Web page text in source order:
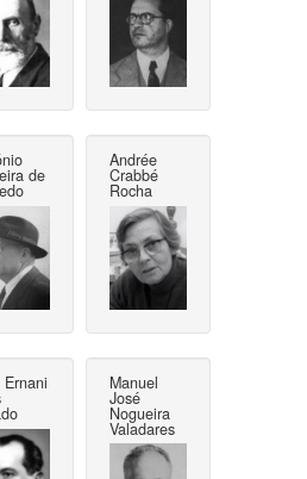
de
Andrée
Crabbé
Rocha
Manuel
José
Nogueira
Valadares